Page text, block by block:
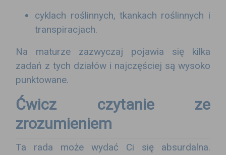
cyklach roślinnych, tkankach roślinnych i
transpiracjach.
Na maturze zazwyczaj pojawia się kilka
zadań z tych działów i najczęściej są wysoko
punktowane.
Ćwicz czytanie ze
zrozumieniem
Ta rada może wydać Ci się absurdalna.